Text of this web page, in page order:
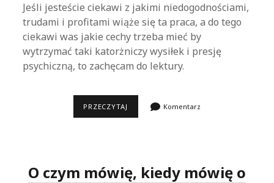
Jeśli jesteście ciekawi z jakimi niedogodnościami,
trudami i profitami wiąże się ta praca, a do tego
ciekawi was jakie cechy trzeba mieć by
wytrzymać taki katorżniczy wysiłek i presję
psychiczną, to zachęcam do lektury.
PRZECZYTAJ HARUKI
Komentarz
O czym mówię, kiedy mówię o